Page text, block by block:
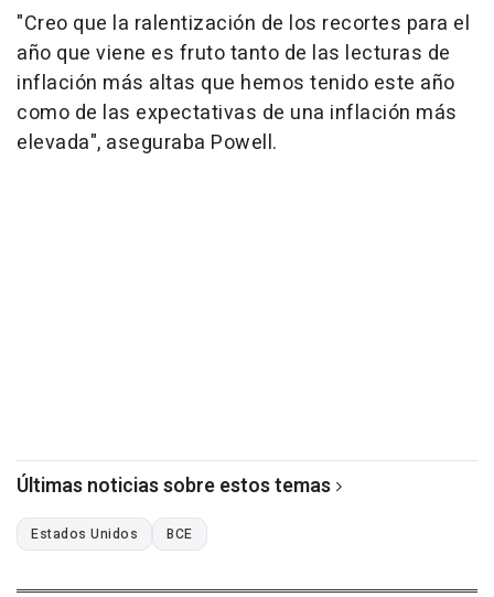
"Creo que la ralentización de los recortes para el
año que viene es fruto tanto de las lecturas de
inflación más altas que hemos tenido este año
como de las expectativas de una inflación más
elevada", aseguraba Powell.
Últimas noticias sobre estos temas
Estados Unidos BCE